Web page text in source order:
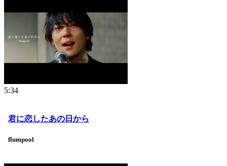
5:34
君に恋したあの日から
flumpool